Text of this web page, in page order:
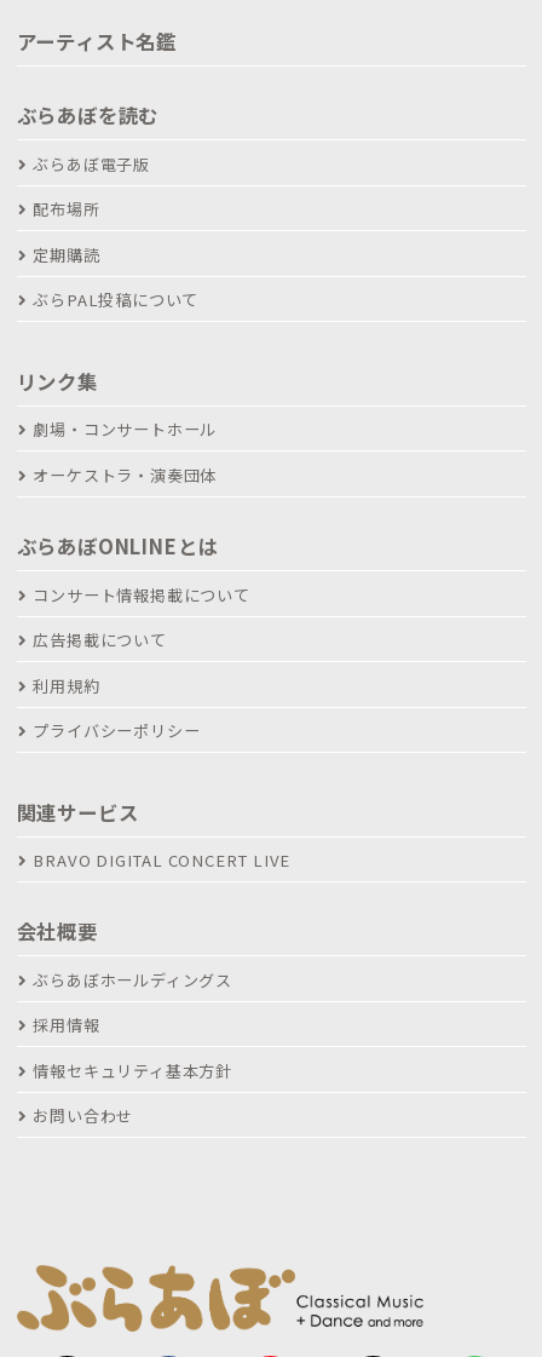
アーティスト名鑑
ぶらあぼを読む
ぶらあぼ電子版
配布場所
定期購読
ぶらPAL投稿について
リンク集
劇場・コンサートホール
オーケストラ・演奏団体
ぶらあぼONLINEとは
コンサート情報掲載について
広告掲載について
利用規約
プライバシーポリシー
関連サービス
BRAVO DIGITAL CONCERT LIVE
会社概要
ぶらあぼホールディングス
採用情報
情報セキュリティ基本方針
お問い合わせ